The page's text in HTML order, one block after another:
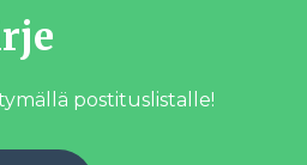
postituslistalle!